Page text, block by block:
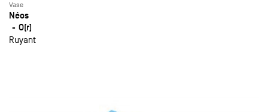
Vase
Néos
O(r)
Ruyant